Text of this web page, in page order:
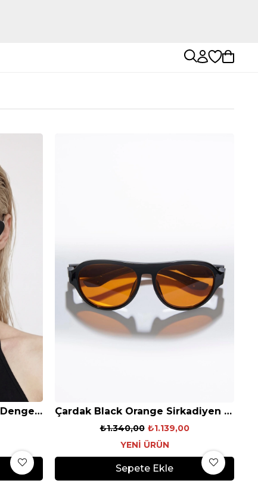
Lars Black Red Sirkadiyen Denge Gözlüğü Çardak Black Orange Sirkadiyen Denge Gözlüğü
₺1.139,00
₺1.340,00
Sepete Ekle
YENI ÜRÜN